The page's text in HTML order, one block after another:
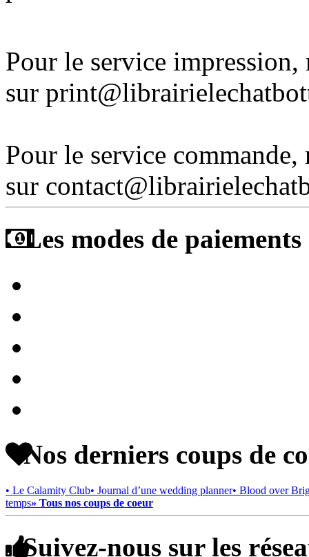
Pour le service
sur
Pour le service
sur
Les modes de
Nos derniers coups de
• Le Calamity Club• Journal d’une wedding planner• Blood over
temps» Tous nos coups de coeur
Suivez-nous sur les